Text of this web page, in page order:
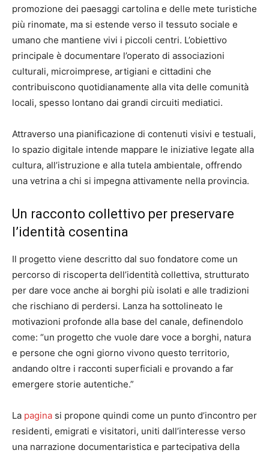
promozione dei paesaggi cartolina e delle mete turistiche
più rinomate, ma si estende verso il tessuto sociale e
umano che mantiene vivi i piccoli centri. L’obiettivo
principale è documentare l’operato di associazioni
culturali, microimprese, artigiani e cittadini che
contribuiscono quotidianamente alla vita delle comunità
locali, spesso lontano dai grandi circuiti mediatici.
Attraverso una pianificazione di contenuti visivi e testuali,
lo spazio digitale intende mappare le iniziative legate alla
cultura, all’istruzione e alla tutela ambientale, offrendo
una vetrina a chi si impegna attivamente nella provincia.
Un racconto collettivo per preservare
l’identità cosentina
Il progetto viene descritto dal suo fondatore come un
percorso di riscoperta dell’identità collettiva, strutturato
per dare voce anche ai borghi più isolati e alle tradizioni
che rischiano di perdersi. Lanza ha sottolineato le
motivazioni profonde alla base del canale, definendolo
come: “un progetto che vuole dare voce a borghi, natura
e persone che ogni giorno vivono questo territorio,
andando oltre i racconti superficiali e provando a far
emergere storie autentiche.”
La pagina si propone quindi come un punto d’incontro per
residenti, emigrati e visitatori, uniti dall’interesse verso
una narrazione documentaristica e partecipativa della